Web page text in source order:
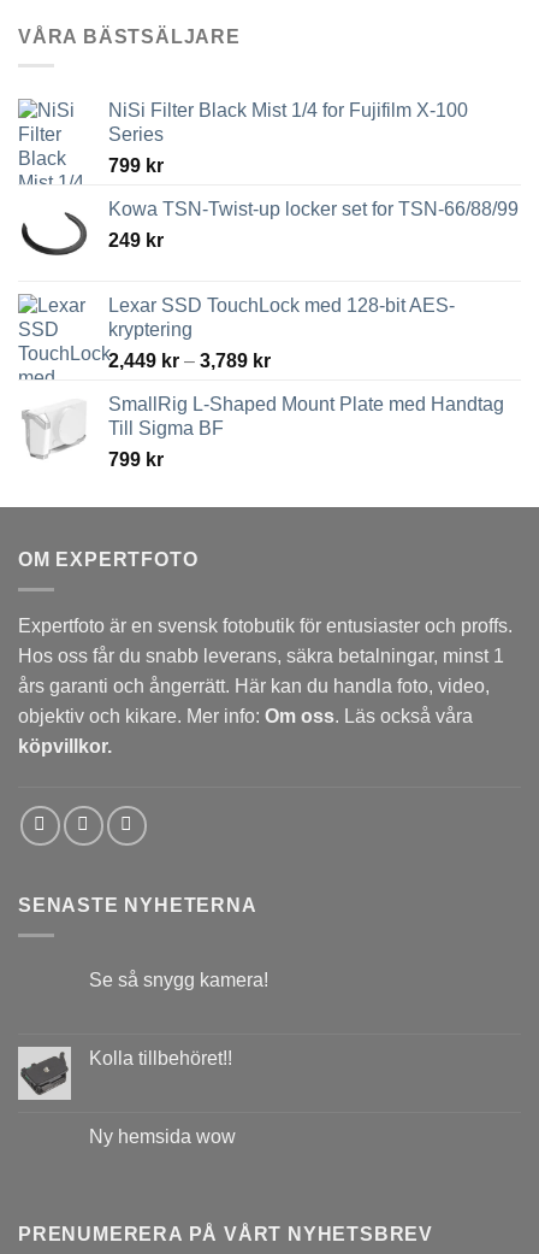
VÅRA BÄSTSÄLJARE
NiSi Filter Black Mist 1/4 for Fujifilm X-100
Series
799 kr
Kowa TSN-Twist-up locker set for TSN-66/88/99
249 kr
Lexar SSD TouchLock med 128-bit AES-
kryptering
2,449 kr – 3,789 krPrisintervall:
till
SmallRig L-Shaped Mount Plate med Handtag
Till Sigma BF
799 kr
OM EXPERTFOTO
Expertfoto är en svensk fotobutik för entusiaster och proffs.
Hos oss får du snabb leverans, säkra betalningar, minst 1
års garanti och ångerrätt. Här kan du handla foto, video,
objektiv och kikare. Mer info: Om oss. Läs också våra
köpvillkor.
SENASTE NYHETERNA
Se så snygg kamera!
Kolla tillbehöret!!
Ny hemsida wow
PRENUMERERA PÅ VÅRT NYHETSBREV